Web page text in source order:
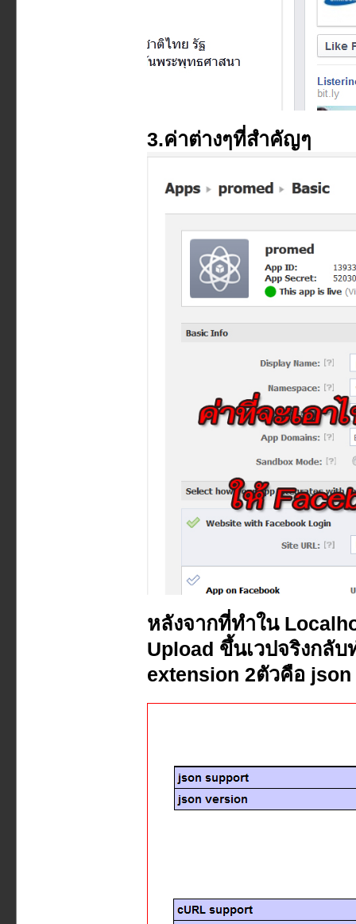
3.ค่าต่างๆที่สำคัญๆ
หลังจากที่ทำใน
Upload ขึ้นเวปจริงกลับ
extension 2ตัวคือ